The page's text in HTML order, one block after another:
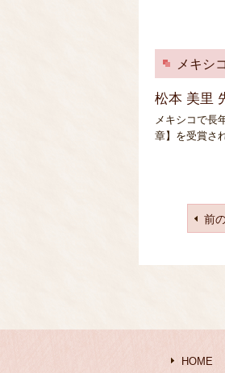
メキシ
松本 美里
メキシコで長
章】を受賞さ
前
HOME